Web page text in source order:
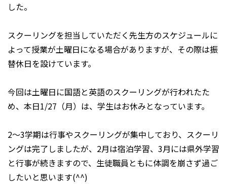
した。
スクーリングを担当していただく先生方のスケジュールに
よって授業が土曜日になる場合がありますが、その際は振
替休日を設けています。
今回は土曜日に国語と英語のスクーリングが行われたた
め、本日1/27（月）は、学生はお休みとなっています。
2～3学期は行事やスクーリングが集中しており、スクーリ
ングは完了しましたが、2月は宿泊学習、3月には県外学習
と行事が続きますので、生徒職員ともに体調を崩さず過ご
したいと思います(^^)